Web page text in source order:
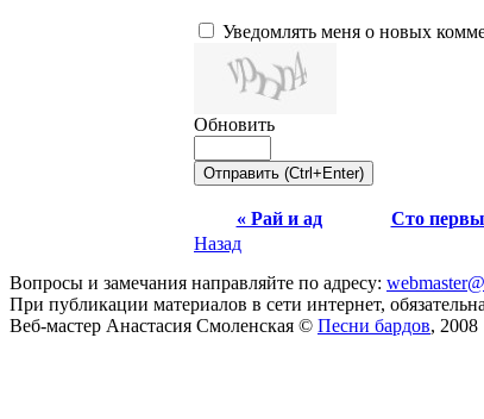
Уведомлять меня о новых
Обновить
« Рай и ад
Сто
Назад
Вопросы и замечания направляйте по адресу:
При публикации материалов в сети интернет,
Веб-мастер Анастасия Смоленская © Песни бардов, 2008